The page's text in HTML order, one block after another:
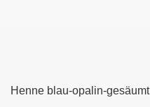
Henne blau-opalin-gesäumt